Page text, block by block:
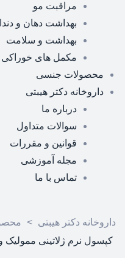
مراقبت مو
بهداشت دهان و
بهداشت و سلامت
مکمل های
محصولات جنسی
داروخانه دکتر هیبتی
درباره ما
سوالات متداول
قوانین و مقررات
مجله آموزشی
تماس با ما
داروخانه دکتر هیبتی >
کپسول نرم ژلاتینی ممولیک